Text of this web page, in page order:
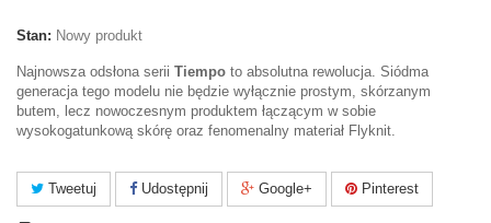
Stan: Nowy produkt
Najnowsza odsłona serii Tiempo to absolutna rewolucja. Siódma
generacja tego modelu nie będzie wyłącznie prostym, skórzanym
butem, lecz nowoczesnym produktem łączącym w sobie
wysokogatunkową skórę oraz fenomenalny materiał Flyknit.
Tweetuj Udostępnij Google+ Pinterest